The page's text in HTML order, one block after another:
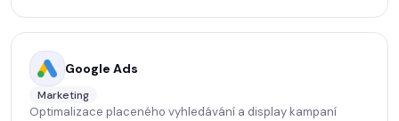
Google Ads
Marketing
Optimalizace placeného vyhledávání a display kampaní